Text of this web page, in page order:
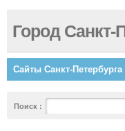
Город Санкт-
Сайты Санкт-Петербурга|
Поиск :